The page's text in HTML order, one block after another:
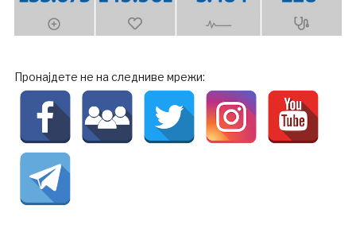
Пронајдете не на следниве мрежи: